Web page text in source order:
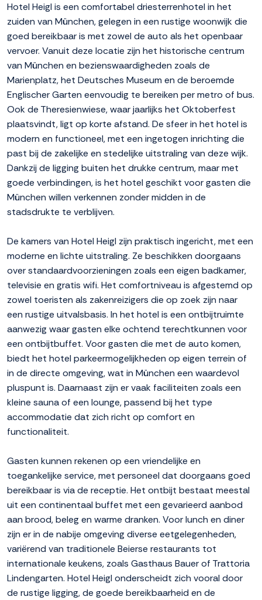
Hotel Heigl is een comfortabel driesterrenhotel in het
zuiden van München, gelegen in een rustige woonwijk die
goed bereikbaar is met zowel de auto als het openbaar
vervoer. Vanuit deze locatie zijn het historische centrum
van München en bezienswaardigheden zoals de
Marienplatz, het Deutsches Museum en de beroemde
Englischer Garten eenvoudig te bereiken per metro of bus.
Ook de Theresienwiese, waar jaarlijks het Oktoberfest
plaatsvindt, ligt op korte afstand. De sfeer in het hotel is
modern en functioneel, met een ingetogen inrichting die
past bij de zakelijke en stedelijke uitstraling van deze wijk.
Dankzij de ligging buiten het drukke centrum, maar met
goede verbindingen, is het hotel geschikt voor gasten die
München willen verkennen zonder midden in de
stadsdrukte te verblijven.
De kamers van Hotel Heigl zijn praktisch ingericht, met een
moderne en lichte uitstraling. Ze beschikken doorgaans
over standaardvoorzieningen zoals een eigen badkamer,
televisie en gratis wifi. Het comfortniveau is afgestemd op
zowel toeristen als zakenreizigers die op zoek zijn naar
een rustige uitvalsbasis. In het hotel is een ontbijtruimte
aanwezig waar gasten elke ochtend terechtkunnen voor
een ontbijtbuffet. Voor gasten die met de auto komen,
biedt het hotel parkeermogelijkheden op eigen terrein of
in de directe omgeving, wat in München een waardevol
pluspunt is. Daarnaast zijn er vaak faciliteiten zoals een
kleine sauna of een lounge, passend bij het type
accommodatie dat zich richt op comfort en
functionaliteit.
Gasten kunnen rekenen op een vriendelijke en
toegankelijke service, met personeel dat doorgaans goed
bereikbaar is via de receptie. Het ontbijt bestaat meestal
uit een continentaal buffet met een gevarieerd aanbod
aan brood, beleg en warme dranken. Voor lunch en diner
zijn er in de nabije omgeving diverse eetgelegenheden,
variërend van traditionele Beierse restaurants tot
internationale keukens, zoals Gasthaus Bauer of Trattoria
Lindengarten. Hotel Heigl onderscheidt zich vooral door
de rustige ligging, de goede bereikbaarheid en de